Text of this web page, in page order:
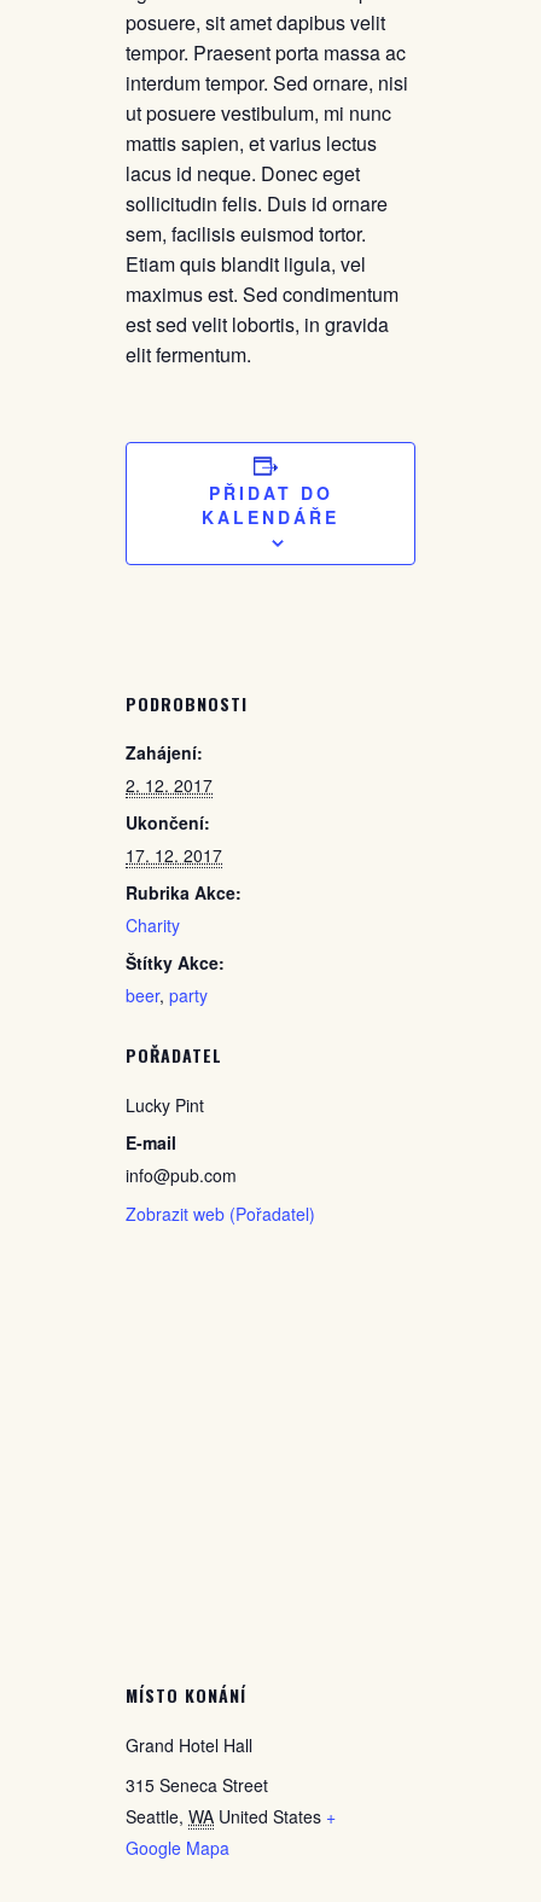
posuere, sit amet dapibus velit
tempor. Praesent porta massa ac
interdum tempor. Sed ornare, nisi
ut posuere vestibulum, mi nunc
mattis sapien, et varius lectus
lacus id neque. Donec eget
sollicitudin felis. Duis id ornare
sem, facilisis euismod tortor.
Etiam quis blandit ligula, vel
maximus est. Sed condimentum
est sed velit lobortis, in gravida
elit fermentum.
PŘIDAT DO
KALENDÁŘE
PODROBNOSTI
Zahájení:
2. 12. 2017
Ukončení:
17. 12. 2017
Rubrika Akce:
Charity
Štítky Akce:
beer, party
POŘADATEL
Lucky Pint
E-mail
info@pub.com
Zobrazit web (Pořadatel)
MÍSTO KONÁNÍ
Grand Hotel Hall
315 Seneca Street
Seattle, WA United States +
Google Mapa